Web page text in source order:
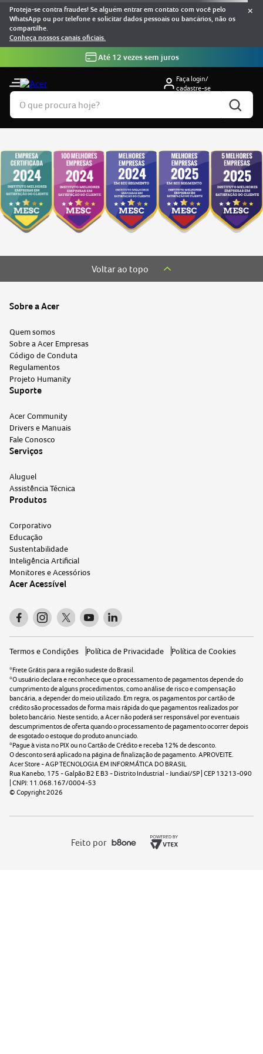
Proteja-se contra fraudes! Se alguém entrar em contato com você pelo
WhatsApp ou por telefone e solicitar dados pessoais ou bancários, não os
compartilhe.
Conheça nossos canais oficiais.
×
Até 12 vezes sem juros
Faça login/
cadastre-se
O que procura hoje?
TERMOS MAIS BUSCADOS
1º notebook
2º predator
3º nitro v15
4º notebook acer aspire go 15
5º monitor
8º nitro
9º phn16-73-76h8
Voltar ao topo
Sobre a Acer
Quem somos
Sobre a Acer Empresas
Código de Conduta
Regulamentos
Projeto Humanity
Suporte
Acer Community
Drivers e Manuais
Fale Conosco
Serviços
Aluguel
Assistência Técnica
Produtos
Corporativo
Educação
Sustentabilidade
Inteligência Artificial
Monitores e Acessórios
Acer Acessível
Termos e Condições Política de Privacidade Política de Cookies
*Frete Grátis para a região sudeste do Brasil.
*O usuário declara e reconhece que o processamento de pagamentos depende do
cumprimento de alguns procedimentos, como análise de risco e compensação
bancária, a depender do meio utilizado. Em regra, os pagamentos por cartão de
crédito são processados de forma mais rápida do que pagamentos realizados por
boleto bancário. Neste sentido, a Acer não poderá ser responsável por eventuais
descumprimentos de oferta quando o processamento de pagamento ocorrer depois
de esgotado o estoque do produto anunciado.
*Pague à vista no PIX ou no Cartão de Crédito e receba 12% de desconto.
O desconto será aplicado na página de finalização de pagamento. APROVEITE.
Acer Store - AGP TECNOLOGIA EM INFORMÁTICA DO BRASIL
Rua Kanebo, 175 - Galpão B2 E B3 - Distrito Industrial - Jundiaí/SP | CEP 13213-090
| CNPJ: 11.068.167/0004-53
© Copyright2026
Feito por